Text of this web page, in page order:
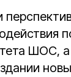
ШОС,